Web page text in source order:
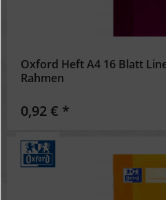
Oxford Heft A4 16 Blatt
Rahmen
0,92 € *